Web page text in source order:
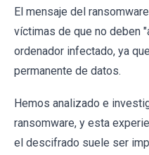
El mensaje del
víctimas de que no deben
ordenador infectado, ya
permanente de datos.
Hemos analizado e
ransomware, y esta
el descifrado suele ser